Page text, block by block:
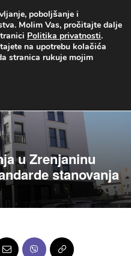
UŽIVO
u Zrenjaninu
stanovanja
poboljšanje i
Molim Vas, pročitajte dalje
Politika privatnosti.
na upotrebu kolačića
stranica rukuje mojim